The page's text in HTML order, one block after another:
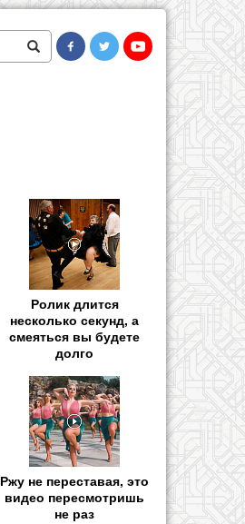
Ролик длится
несколько секунд, а
смеяться вы будете
долго
Ржу не переставая, это
видео пересмотришь
не раз